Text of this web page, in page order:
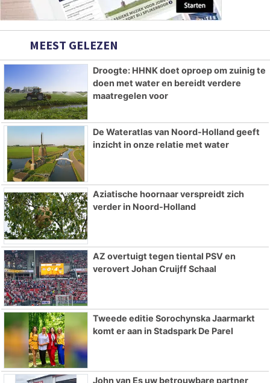
MEEST GELEZEN
Droogte: HHNK doet oproep om zuinig te
doen met water en bereidt verdere
maatregelen voor
De Wateratlas van Noord-Holland geeft
inzicht in onze relatie met water
Aziatische hoornaar verspreidt zich
verder in Noord-Holland
AZ overtuigt tegen tiental PSV en
verovert Johan Cruijff Schaal
Tweede editie Sorochynska Jaarmarkt
komt er aan in Stadspark De Parel
John van Es uw betrouwbare partner